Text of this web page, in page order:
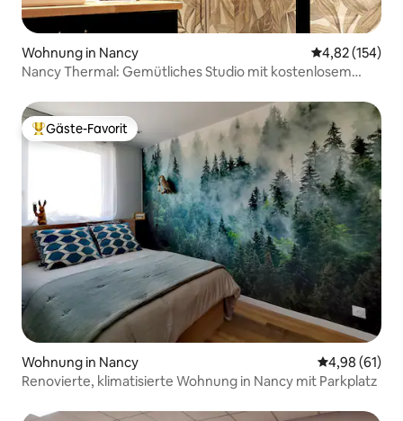
Wohnung in Nancy
4,82 (154)
Nancy Thermal: Gemütliches Studio mit kostenlosem
Beliebter Gäste-Favorit.
Gäste-Favorit
Wohnung in Nancy
4,98 (61)
Renovierte, klimatisierte Wohnung in Nancy mit Parkplatz